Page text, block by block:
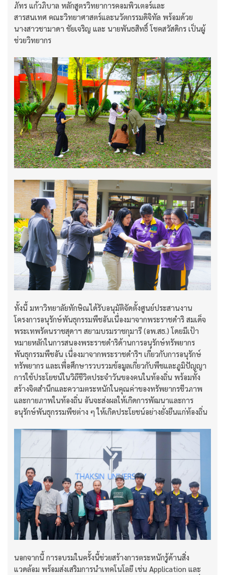
ภัทร แก้วภิบาล หลักสูตรวิทยาการคอมพิวเตอร์และ
สารสนเทศ คณะวิทยาศาสตร์และนวัตกรรมดิจิทัล พร้อมด้วย
นางสาวชามาดา ชัยเจริญ และ นายพันธสิทธิ์ โชคสวัสดิกร เป็นผู้
ช่วยวิทยากร
ทั้งนี้ มหาวิทยาลัยทักษิณได้รับอนุมัติจัดตั้งศูนย์ประสานงาน
โครงการอนุรักษ์พันธุกรรมพืชอันเนื่องมาจากพระราชดำริ สมเด็จ
พระเทพรัตนราชสุดาฯ สยามบรมราชกุมารี (อพ.สธ.) โดยมีเป้า
หมายหลักในการสนองพระราชดำริด้านการอนุรักษ์ทรัพยากร
พันธุกรรมพืชอัน เนื่องมาจากพระราชดําริฯ เกี่ยวกับการอนุรักษ์
ทรัพยากร และเพื่อศึกษารวบรวมข้อมูลเกี่ยวกับพืชและภูมิปัญญา
การใช้ประโยชน์ในวิถีชีวิตประจําวันของคนในท้องถิ่น พร้อมทั้ง
สร้างจิตสํานึกและความตระหนักในคุณค่าของทรัพยากรชีวภาพ
และกายภาพในท้องถิ่น อันจะส่งผลให้เกิดการพัฒนาและการ
อนุรักษ์พันธุกรรมพืชต่าง ๆ ให้เกิดประโยชน์อย่างยั่งยืนแก่ท้องถิ่น
นอกจากนี้ การอบรมในครั้งนี้ช่วยสร้างการตระหนักรู้ด้านสิ่ง
แวดล้อม พร้อมส่งเสริมการนำเทคโนโลยี เช่น Application และ